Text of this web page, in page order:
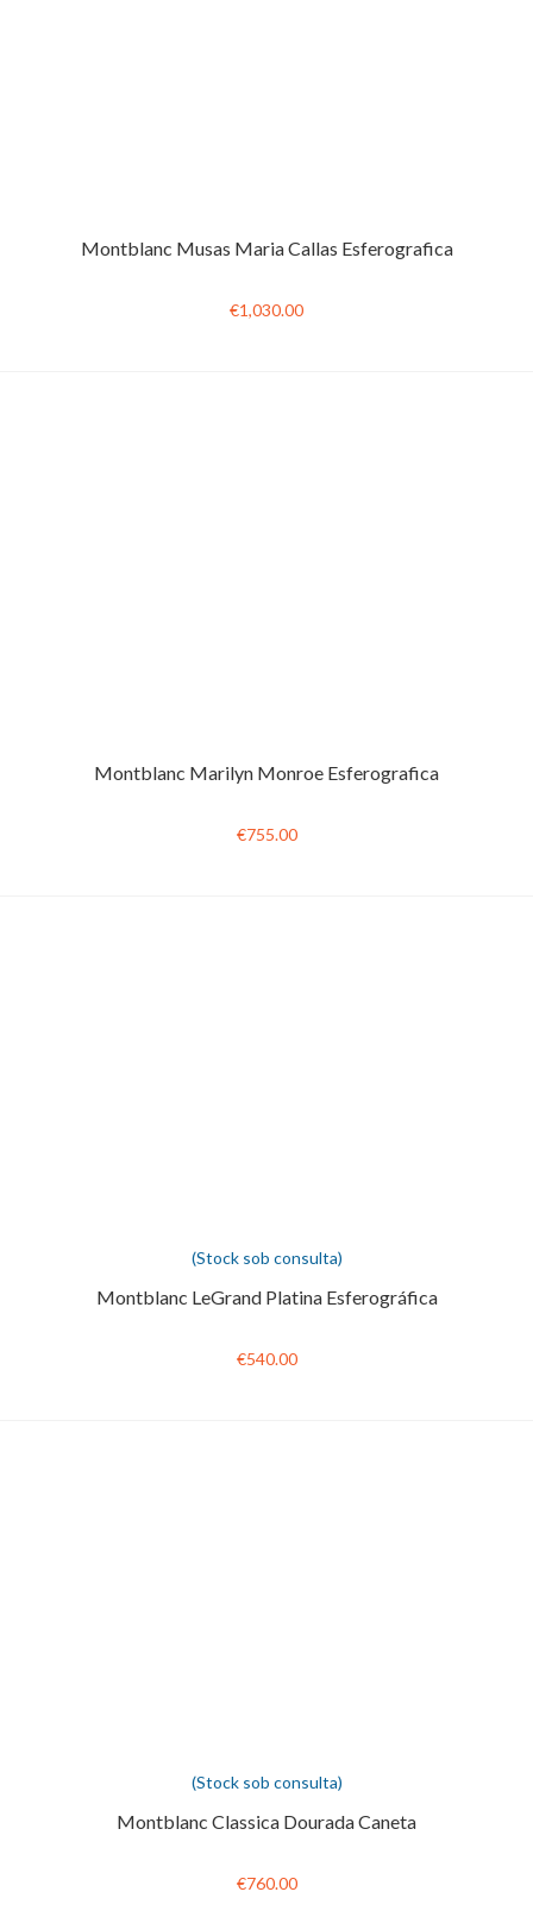
Montblanc Musas Maria Callas Esferografica
€1,030.00
Montblanc Marilyn Monroe Esferografica
€755.00
(Stock sob consulta)
Montblanc LeGrand Platina Esferográfica
€540.00
(Stock sob consulta)
Montblanc Classica Dourada Caneta
€760.00